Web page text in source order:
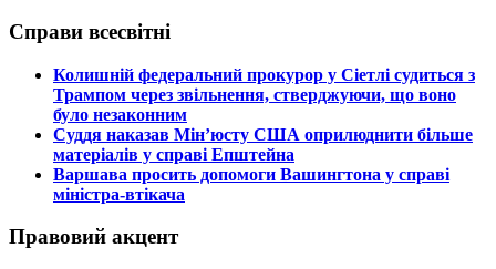
Справи всесвітні
​Колишній федеральний прокурор у Сіетлі судиться з
Трампом через звільнення, стверджуючи, що воно
було незаконним
​Суддя наказав Мін’юсту США оприлюднити більше
матеріалів у справі Епштейна
​Варшава просить допомоги Вашингтона у справі
міністра-втікача
Правовий акцент